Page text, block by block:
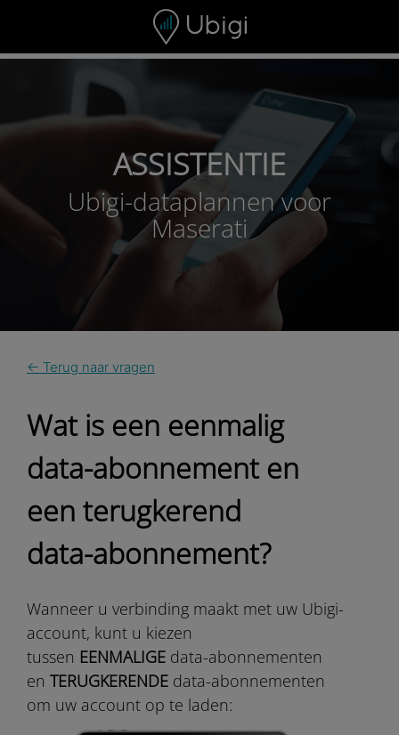
ASSISTENTIE
Ubigi-dataplannen voor
Maserati
← Terug naar vragen
Wat is een eenmalig
data-abonnement en
een terugkerend
data-abonnement?
Wanneer u verbinding maakt met uw Ubigi-
account, kunt u kiezen
tussen EENMALIGE data-abonnementen
en TERUGKERENDE data-abonnementen
om uw account op te laden: